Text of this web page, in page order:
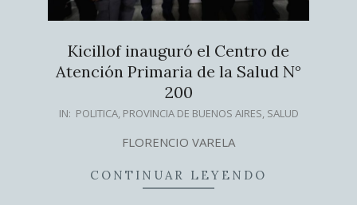
Kicillof inauguró el Centro de
Atención Primaria de la Salud N°
200
2025-
IN: POLITICA, PROVINCIA DE BUENOS AIRES, SALUD
FLORENCIO VARELA
CONTINUAR LEYENDO